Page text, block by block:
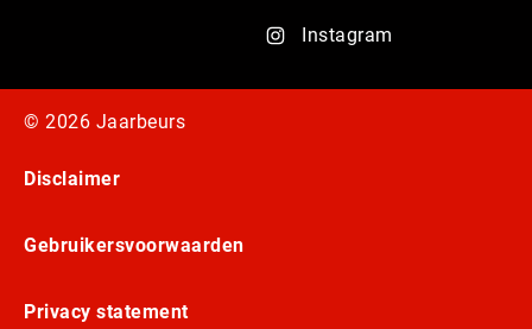
Instagram
© 2026 Jaarbeurs
Disclaimer
Gebruikersvoorwaarden
Privacy statement